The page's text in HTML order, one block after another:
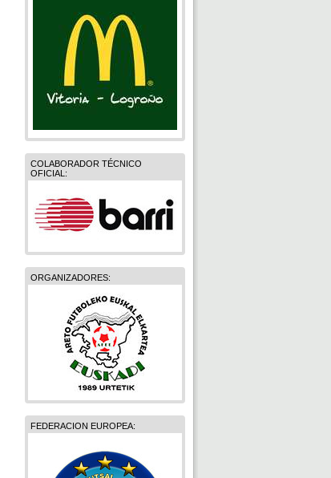
COLABORADOR TÉCNICO
OFICIAL:
ORGANIZADORES:
FEDERACION EUROPEA: